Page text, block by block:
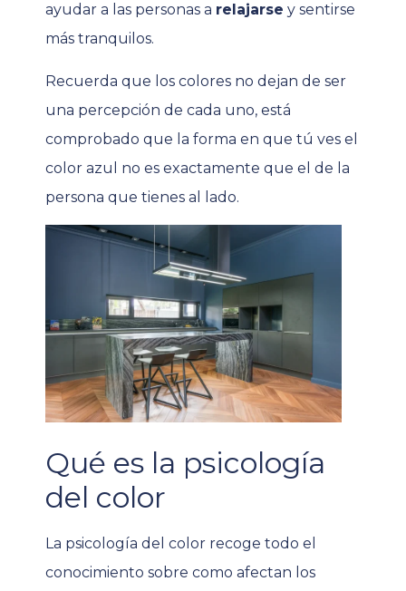
ayudar a las personas a relajarse y sentirse
más tranquilos.
Recuerda que los colores no dejan de ser
una percepción de cada uno, está
comprobado que la forma en que tú ves el
color azul no es exactamente que el de la
persona que tienes al lado.
Qué es la psicología
del color
La psicología del color recoge todo el
conocimiento sobre como afectan los